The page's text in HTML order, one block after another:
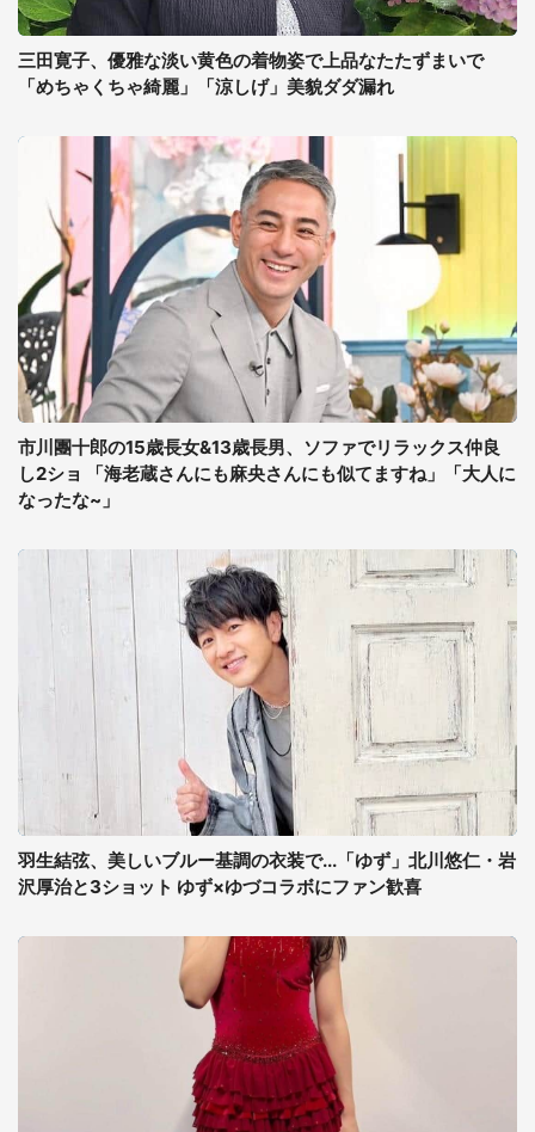
三田寛子、優雅な淡い黄色の着物姿で上品なたたずまいで
「めちゃくちゃ綺麗」「涼しげ」美貌ダダ漏れ
市川團十郎の15歳長女&13歳長男、ソファでリラックス仲良
し2ショ 「海老蔵さんにも麻央さんにも似てますね」「大人に
なったな~」
羽生結弦、美しいブルー基調の衣装で...「ゆず」北川悠仁・岩
沢厚治と3ショット ゆず×ゆづコラボにファン歓喜